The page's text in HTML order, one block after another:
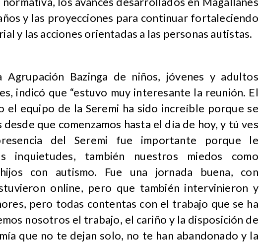
y las proyecciones para continuar fortaleciendo
y las acciones orientadas a las personas autistas.
Bazinga de niños, jóvenes y adultos
indicó que “estuvo muy interesante la reunión. El
el equipo de la Seremi ha sido increíble porque se
desde que comenzamos hasta el día de hoy, y tú ves
del Seremi fue importante porque le
inquietudes, también nuestros miedos como
con autismo. Fue una jornada buena, con
online, pero que también intervinieron y
pero todas contentas con el trabajo que se ha
nosotros el trabajo, el cariño y la disposición de
que no te dejan solo, no te han abandonado y la